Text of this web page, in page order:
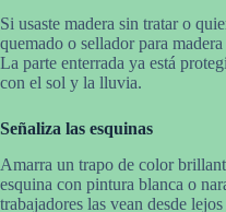
Si usaste madera sin tratar o
quemado o sellador para
La parte enterrada ya está
con el sol y la lluvia.
Señaliza las esquinas
Amarra un trapo de color
esquina con pintura blanca o
trabajadores las vean desde